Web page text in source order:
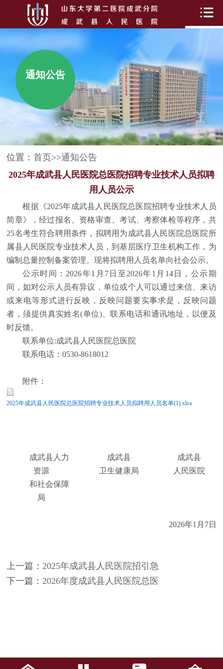
通知公告
位置：首页>>通知公告
2025年成武县人民医院总医院招聘专业技术人员拟聘
用人员公示
根据《2025年成武县人民医院总医院招聘专业技术人员
简章》，经过报名、资格审查、考试、考察体检等程序，共
25名考生符合聘用条件，拟聘用为成武县人民医院总医院所
属县人民医院专业技术人员，到基层医疗卫生机构工作，为
编制总量控制备案管理。现将拟聘用人员名单向社会公示。
公示时间： 2026年1月 7日至2026年1月 14日，公示期
间，如对公示人员有异议，单位或个人可以通过来信、来访
或来电等形式进行反映，反映问题要实事求是，反映问题
者，须提供真实姓名(单位)、联系电话和通讯地址，以便及
时反馈。
联系单位:成武县人民医院总医院
联系电话：0530-8618012
附件：
2025年成武县人民医院总医院招聘专业技术人员拟聘用人员名单(1).xlsx
成武县人力
资源
和社会保障
局
成武县
卫生健康局
成武县
人民医院
2026年1月7日
上一篇：2025年成武县人民医院招引急
下一篇：2026年度成武县人民医院总医